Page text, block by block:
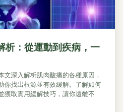
析：從運動到疾病，一
深入解析肌肉酸痛的各種原因，
你找出根源並有效緩解。了解如何
獲取實用緩解技巧，讓你遠離不